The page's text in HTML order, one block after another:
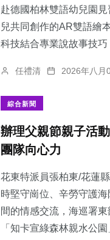
赴德國柏林雙語幼兒園
兒共同創作的AR雙語繪
科技結合專業說故事技
任禮清 2026年八月
綜合新聞
辦理父親節親子活
團隊向心力
花東特派員張柏東/花蓮
時堅守崗位、辛勞守護
間的情感交流，海巡署
「知卡宣綠森林親水公